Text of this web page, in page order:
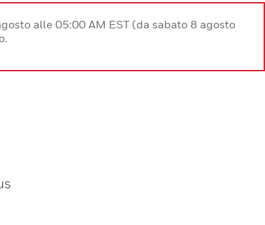
alle 05:00 AM EST (da sabato 8 agosto